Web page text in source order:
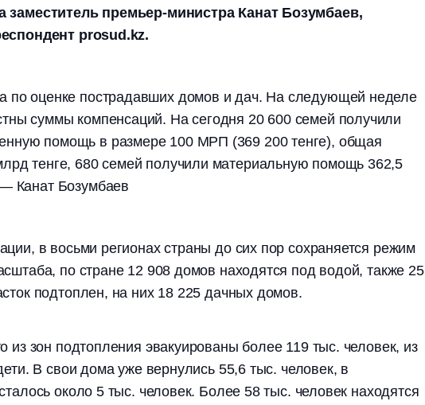
заместитель премьер-министра Канат Бозумбаев,
prosud.kz.
по оценке пострадавших домов и дач. На следующей неделе
суммы компенсаций. На сегодня 20 600 семей получили
помощь в размере 100 МРП (369 200 тенге), общая
тенге, 680 семей получили материальную помощь 362,5
Канат Бозумбаев
в восьми регионах страны до сих пор сохраняется режим
по стране 12 908 домов находятся под водой, также 25
подтоплен, на них 18 225 дачных домов.
из зон подтопления эвакуированы более 119 тыс. человек, из
В свои дома уже вернулись 55,6 тыс. человек, в
около 5 тыс. человек. Более 58 тыс. человек находятся